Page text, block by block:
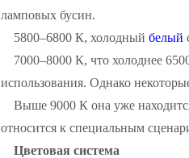
ламповых бусин.
5800–6800 К, холодный белый
7000–8000 К, что холоднее
использования. Однако
Выше 9000 К она уже
относится к специальным
Цветовая система